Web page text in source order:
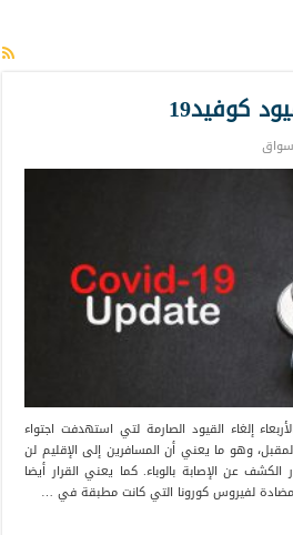
كوفيد19
إلغاء القيود الصارمة لتي استهدفت اجتواء
وهو ما يعني أن المسافرين إلى الإقليم لن
عن الإصابة بالوباء. كما يعني القرار أيضا
المضادة لفيروس كورونا التي كانت مطبقة في …